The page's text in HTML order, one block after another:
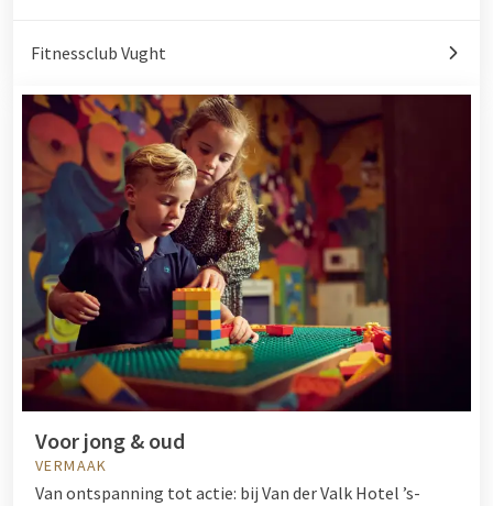
Fitnessclub Vught
Voor jong & oud
VERMAAK
Van ontspanning tot actie: bij Van der Valk Hotel ’s-